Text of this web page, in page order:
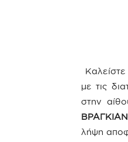
με τις
στην
λήψη